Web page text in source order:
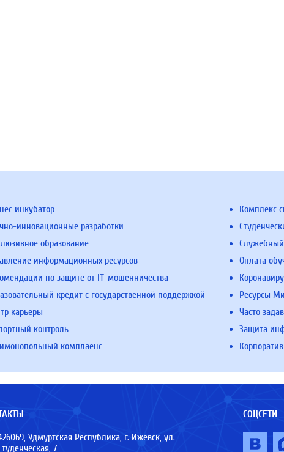
инкубатор
инновационные разработки
образование
информационных ресурсов
по защите от IT-мошенничества
кредит с государственной поддержкой
карьеры
контроль
комплаенс
Комплекс
Служебный
Оплата
Ресурсы
Часто
Защита
Удмуртская Республика, г. Ижевск, ул.
7
СОЦСЕТИ